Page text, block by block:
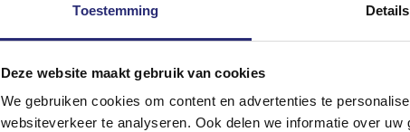
Toestemming Details
Deze website maakt gebruik van cookies
We gebruiken cookies om content en advertenties te
websiteverkeer te analyseren. Ook delen we informatie over
Diensten